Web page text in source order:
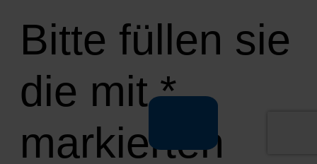
Bitte füllen sie
die mit *
markierten